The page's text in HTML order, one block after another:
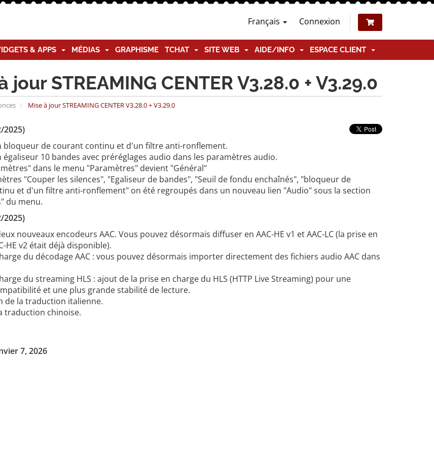
Français Connexion
& APPS MÉDIAS GRAPHISME TCHAT SITE WEB AIDE/INFO ESPACE CLIENT
jour STREAMING CENTER V3.28.0 + V3.29.0
Mise à jour STREAMING CENTER V3.28.0 + V3.29.0
2025)
bloqueur de courant continu et d'un filtre anti-ronflement.
égaliseur 10 bandes avec préréglages audio dans les paramètres audio.
dans le menu "Paramètres" devient "Général"
"Couper les silences", "Egaliseur de bandes", "Seuil de fondu enchaînés", "bloqueur de
et d'un filtre anti-ronflement" on été regroupés dans un nouveau lien "Audio" sous la section
du menu.
2025)
nouveaux encodeurs AAC. Vous pouvez désormais diffuser en AAC-HE v1 et AAC-LC (la prise en
HE v2 était déjà disponible).
du décodage AAC : vous pouvez désormais importer directement des fichiers audio AAC dans
du streaming HLS : ajout de la prise en charge du HLS (HTTP Live Streaming) pour une
et une plus grande stabilité de lecture.
de la traduction italienne.
traduction chinoise.
7, 2026